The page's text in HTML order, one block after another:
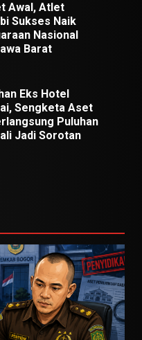
Awal, Atlet
Sukses Naik
Nasional
Barat
Eks Hotel
Sengketa Aset
Puluhan
Jadi Sorotan